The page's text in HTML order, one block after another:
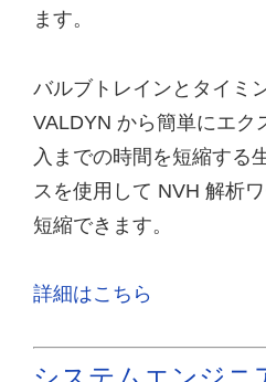
ます。
バルブトレインとタイミ
VALDYN から簡単にエク
入までの時間を短縮する
スを使用して NVH 解析
短縮できます。
詳細はこちら